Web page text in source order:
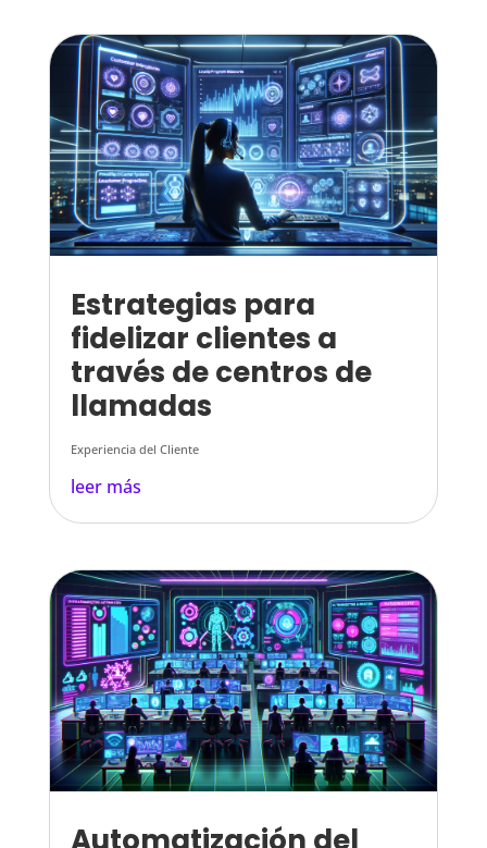
Estrategias para
fidelizar clientes a
través de centros de
llamadas
Experiencia del Cliente
leer más